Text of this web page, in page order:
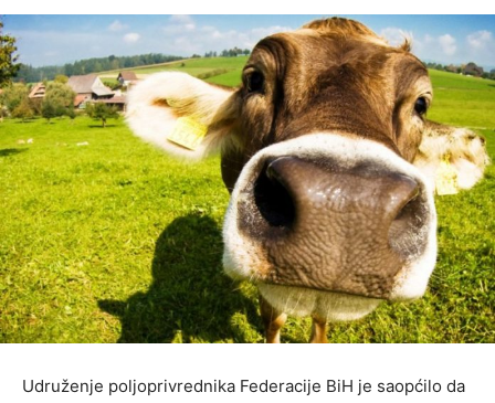
Udruženje poljoprivrednika Federacije BiH je saopćilo da